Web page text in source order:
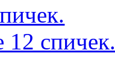
12